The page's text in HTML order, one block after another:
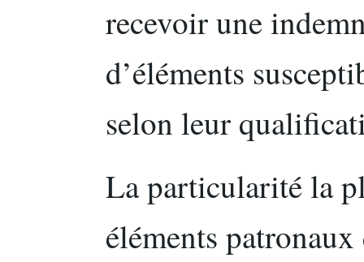
recevoir une
d’éléments
selon leur
La particularité la
éléments